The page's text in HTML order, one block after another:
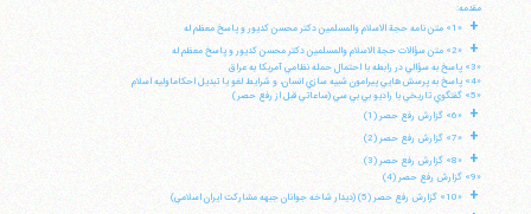
مقدمه:
+ «1» متن نامه حجة الاسلام والمسلمين دكتر محسن كديور و پاسخ معظم له
+
«2» متن سؤالات حجة الاسلام والمسلمين دكتر محسن كديور و پاسخ معظم له
«3» پاسخ به سؤالي در رابطه با احتمال حمله نظامي آمريكا به عراق
«4» پاسخ به پرسش هايي پيرامون شبيه سازي انسان، و شرايط لغو يا تبديل احكاماوليه اسلام
«5» گفتگوي تاريخي با راديو بي بي سي (ساعاتي قبل از رفع حصر)
+ «6» گزارش رفع حصر (1)
+ «7» گزارش رفع حصر (2)
+
«8» گزارش رفع حصر (3)
«9» گزارش رفع حصر (4)
+ «10» گزارش رفع حصر (5) (ديدار شاخه جوانان جبهه مشاركت ايران اسلامي)